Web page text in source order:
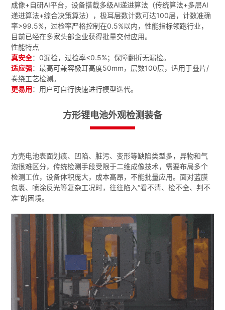
成像+自研AI平台，设备搭载多级AI递进算法（传统算法+多层AI
递进算法+综合决策算法），极耳层数计数可达100层，计数准确
率>99.5%，过检率严格控制在0.5%以内，性能指标领跑行业，
目前已经在多家头部企业获得批量交付应用。
性能特点
真安全：0漏检，过检率<0.5%；保障翻折无漏检。
适应强：最高可兼容极耳高度50mm，层数100层，适用于叠片/
卷绕工艺检测。
更易用：用户可自行快速进行模型迭代。
方形锂电池外观检测装备
方壳电池表面划痕、凹陷、脏污、变形等缺陷类型多，异物和气
泡很难区分，传统检测手段受限于二维成像技术，需要布局多个
检测工位，设备体积庞大，成本高昂，不能批量应用。面对蓝膜
包裹、喷涂反光等复杂工况时，往往陷入“看不清、检不全、判不
准”的困境。